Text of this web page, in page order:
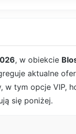
, w obiekcie
aktualne
tym opcje VIP,
się poniżej.